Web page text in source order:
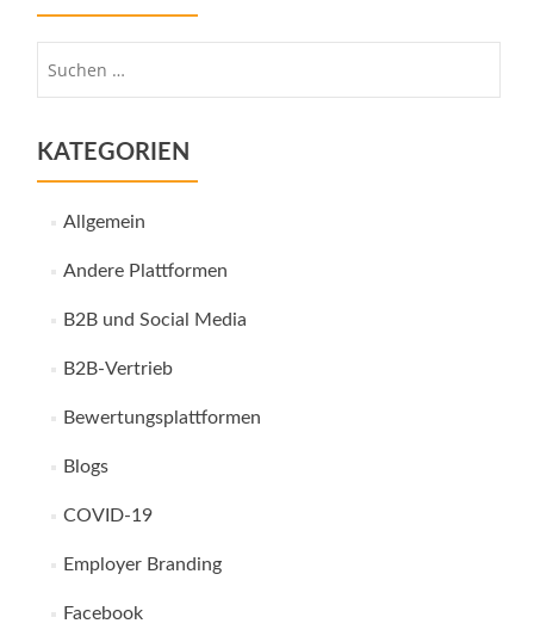
KATEGORIEN
Allgemein
Andere Plattformen
B2B und Social Media
B2B-Vertrieb
Bewertungsplattformen
Blogs
COVID-19
Employer Branding
Facebook